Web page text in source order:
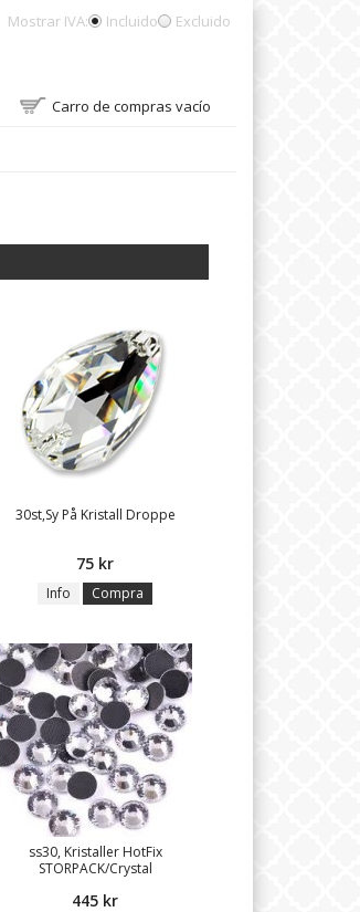
Mostrar IVA: Incluido Excluido
Carro de compras vacío
30st,Sy På Kristall Droppe
75 kr
Info Compra
ss30, Kristaller HotFix
STORPACK/Crystal
445 kr